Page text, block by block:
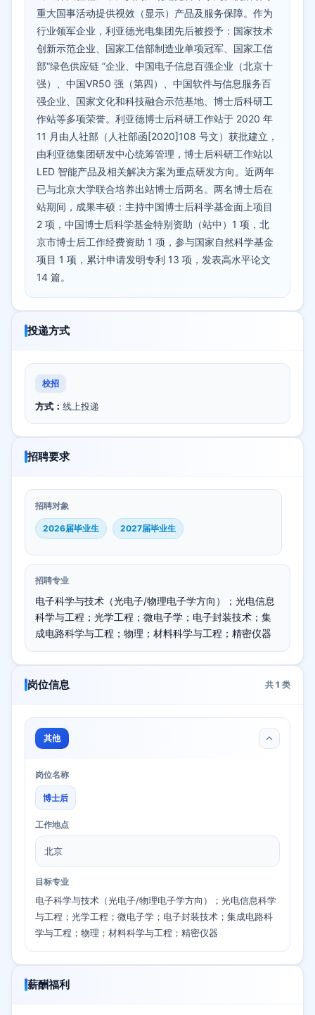
重大国事活动提供视效（显示）产品及服务保障。作为
行业领军企业，利亚德光电集团先后被授予：国家技术
创新示范企业、国家工信部制造业单项冠军、国家工信
部“绿色供应链 ”企业、中国电子信息百强企业（北京十
强）、中国VR50 强（第四）、中国软件与信息服务百
强企业、国家文化和科技融合示范基地、博士后科研工
作站等多项荣誉。利亚德博士后科研工作站于 2020 年
11 月由人社部（人社部函[2020]108 号文）获批建立，
由利亚德集团研发中心统筹管理，博士后科研工作站以
LED 智能产品及相关解决方案为重点研发方向。近两年
已与北京大学联合培养出站博士后两名。两名博士后在
站期间，成果丰硕：主持中国博士后科学基金面上项目
2 项，中国博士后科学基金特别资助（站中）1 项，北
京市博士后工作经费资助 1 项，参与国家自然科学基金
项目 1 项，累计申请发明专利 13 项，发表高水平论文
14 篇。
投递方式
校招
方式： 线上投递
招聘要求
招聘对象
2026届毕业生 2027届毕业生
招聘专业
电子科学与技术（光电子/物理电子学方向）；光电信息
科学与工程；光学工程；微电子学；电子封装技术；集
成电路科学与工程；物理；材料科学与工程；精密仪器
岗位信息 共 1 类
其他
岗位名称
博士后
工作地点
北京
目标专业
电子科学与技术（光电子/物理电子学方向）；光电信息科学
与工程；光学工程；微电子学；电子封装技术；集成电路科
学与工程；物理；材料科学与工程；精密仪器
薪酬福利